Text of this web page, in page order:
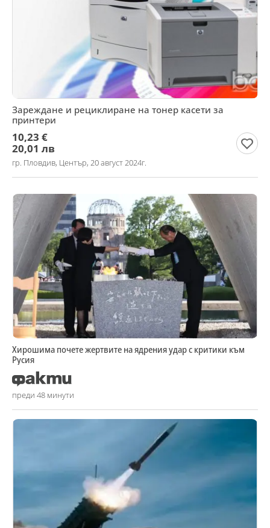
Зареждане и рециклиране на тонер касети за
принтери
10,23 €
20,01 лв
гр. Пловдив, Център, 20 август 2024г.
Хирошима почете жертвите на ядрения удар с критики към
Русия
преди 48 минути